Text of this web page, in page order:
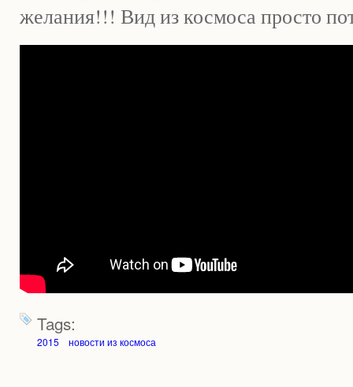
желания!!! Вид из космоса просто
Tags:
2015 новости из космоса